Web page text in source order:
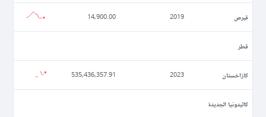
قبرص 2019
14,900.00
قطر
كازاخستان 2023
535,436,357.91
كاليدونيا الجديدة